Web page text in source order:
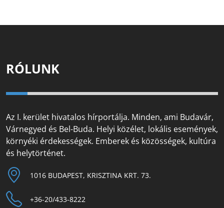
RÓLUNK
Az I. kerület hivatalos hírportálja. Minden, ami Budavár,
Várnegyed és Bel-Buda. Helyi közélet, lokális események,
környéki érdekességek. Emberek és közösségek, kultúra
és helytörténet.
1016 BUDAPEST, KRISZTINA KRT. 73.
+36-20/433-8222